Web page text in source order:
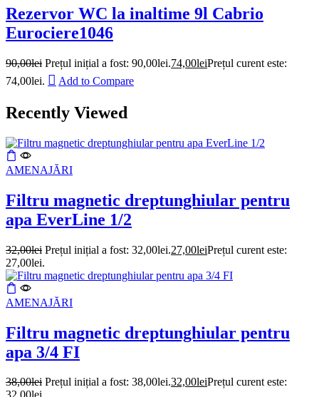
Rezervor WC la inaltime 9l Cabrio
Eurociere1046
90,00lei Prețul inițial a fost: 90,00lei.74,00leiPrețul curent este:
74,00lei.
Add to Compare
Recently Viewed
AMENAJĂRI
Filtru magnetic dreptunghiular pentru
apa EverLine 1/2
32,00lei Prețul inițial a fost: 32,00lei.27,00leiPrețul curent este:
27,00lei.
AMENAJĂRI
Filtru magnetic dreptunghiular pentru
apa 3/4 FI
38,00lei Prețul inițial a fost: 38,00lei.32,00leiPrețul curent este: